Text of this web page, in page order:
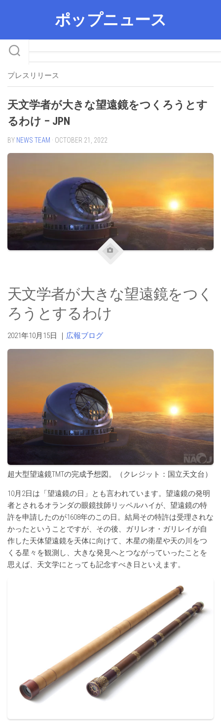
ポップニュース
プレスリリース
天文学者が大きな望遠鏡をつくろうとす
るわけ – JPN
BY NEWS TEAM · OCTOBER 21, 2022
天文学者が大きな望遠鏡をつく
ろうとするわけ
2021年10月15日 ｜ 広報ブログ
超大型望遠鏡TMTの完成予想図。（クレジット：国立天文台）
10月2日は「望遠鏡の日」とも言われています。望遠鏡の発明
者とされるオランダの眼鏡技師リッペルハイが、望遠鏡の特
許を申請したのが1608年のこの日。結局その特許は受理されな
かったということですが、その後、ガリレオ・ガリレイが自
作した天体望遠鏡を天体に向けて、木星の衛星や天の川をつ
くる星々を観測し、大きな発見へとつながっていったことを
思えば、天文学にとっても記念すべき日といえます。